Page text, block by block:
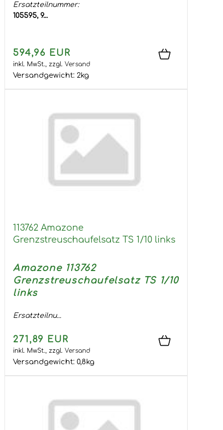
Ersatzteilnummer:
105595, 9...
594,96 EUR
inkl. MwSt., zzgl. Versand
Versandgewicht: 2kg
113762 Amazone
Grenzstreuschaufelsatz TS 1/10 links
Amazone 113762
Grenzstreuschaufelsatz TS 1/10
links
Ersatzteilnu...
271,89 EUR
inkl. MwSt., zzgl. Versand
Versandgewicht: 0,8kg